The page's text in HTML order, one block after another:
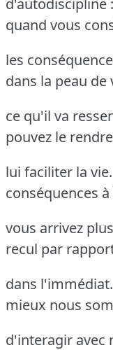
d'autodiscipline
quand vous
les
dans la peau
ce qu'il va
pouvez le
lui faciliter la
conséquences
vous arrivez
recul par
dans
mieux nous
d'interagir avec